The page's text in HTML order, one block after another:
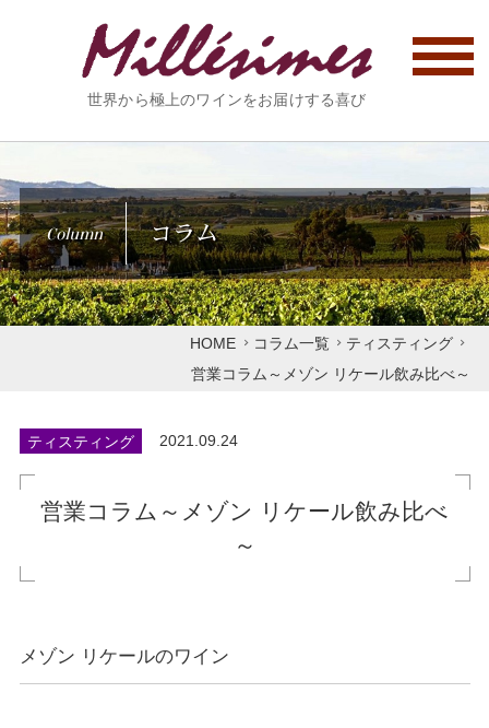
世界から極上のワインをお届けする喜び
Column コラム
HOME コラム一覧
ティスティング
営業コラム～メゾン リケール飲み比べ～
ティスティング 2021.09.24
営業コラム～メゾン リケール飲み比べ
～
メゾン リケールのワイン